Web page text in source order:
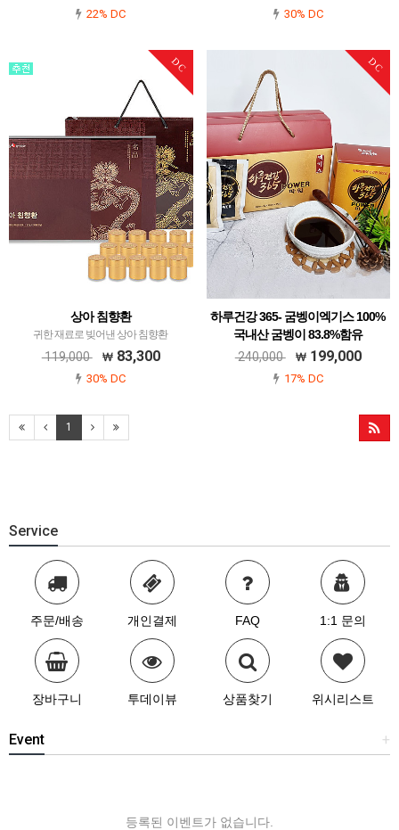
22% DC 30% DC
DC
상아 침향환
귀한 재료로 빚어낸 상아 침향환
119,000 83,300
30% DC
DC
하루건강 365- 굼벵이엑기스 100%
국내산 굼벵이 83.8%함유
하루건강 365- 굼벵이엑기스 100%국내
240,000 199,000
17% DC
1
Service
주문/배송 개인결제 FAQ 1:1 문의
장바구니 투데이뷰 상품찾기 위시리스트
+
Event
등록된 이벤트가 없습니다.